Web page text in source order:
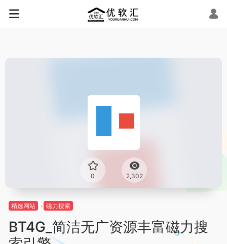
0 2,302
精选网站 磁力搜索
BT4G_简洁无广资源丰富磁力搜